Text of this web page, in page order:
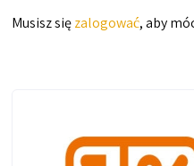
Musisz sięzalogować, aby